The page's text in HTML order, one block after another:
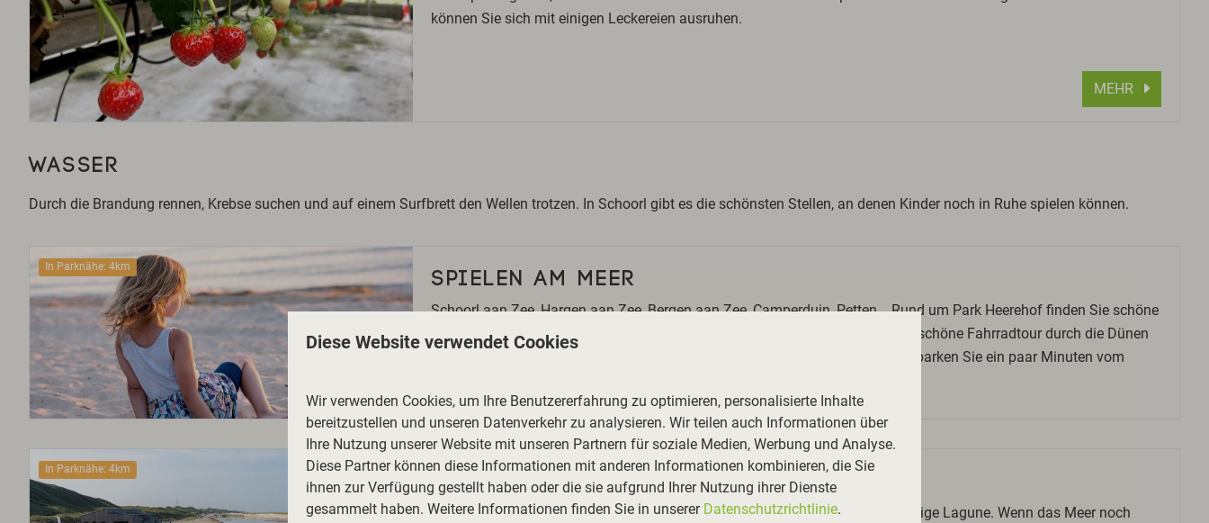
können Sie sich mit einigen Leckereien ausruhen.
MEHR
WASSER
Durch die Brandung rennen, Krebse suchen und auf einem Surfbrett den Wellen trotzen. In Schoorl gibt es die schönsten Stellen, an denen Kinder noch in Ruhe spielen können.
In Parknähe: 4km
SPIELEN AM MEER
Schoorl aan Zee, Hargen aan Zee, Bergen aan Zee, Camperduin, Petten... Rund um Park Heerehof finden Sie schöne
Sandstrände, an denen Kinder stundenlang spielen können. Machen Sie eine schöne Fahrradtour durch die Dünen
und landen Sie am Meer oder beladen Sie das Auto mit Strandspielzeug und parken Sie ein paar Minuten vom
In Parknähe: 4km
LAGUNE CAMPERDUIN
Zwischen den Dünen, am Strand von Camperduin, befindet sich eine einzigartige Lagune. Wenn das Meer noch
Diese Website verwendet Cookies
Wir verwenden Cookies, um Ihre Benutzererfahrung zu optimieren, personalisierte Inhalte
bereitzustellen und unseren Datenverkehr zu analysieren. Wir teilen auch Informationen über
Ihre Nutzung unserer Website mit unseren Partnern für soziale Medien, Werbung und Analyse.
Diese Partner können diese Informationen mit anderen Informationen kombinieren, die Sie
ihnen zur Verfügung gestellt haben oder die sie aufgrund Ihrer Nutzung ihrer Dienste
gesammelt haben. Weitere Informationen finden Sie in unserer Datenschutzrichtlinie.